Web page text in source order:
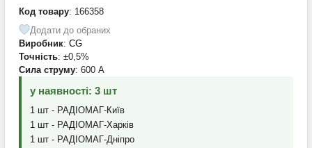
Код товару: 166358
Додати до обраних
Виробник: CG
Точність: ±0,5%
Сила струму: 600 А
у наявності: 3 шт
1 шт - РАДІОМАГ-Київ
1 шт - РАДІОМАГ-Харків
1 шт - РАДІОМАГ-Дніпро